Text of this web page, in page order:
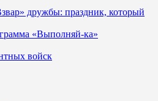
дружбы: праздник, который
«Выполняй-ка»
войск